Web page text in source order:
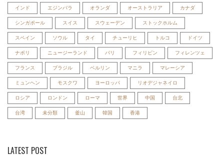
インド エジンバラ オランダ オーストラリア カナダ
シンガポール スイス スウェーデン ストックホルム
スペイン ソウル タイ チューリヒ トルコ ドイツ
ナポリ ニュージーランド パリ フィリピン フィレンツェ
フランス ブラジル ベルリン マニラ マレーシア
ミュンヘン モスクワ ヨーロッパ リオデジャネイロ
ロシア ロンドン ローマ 世界 中国 台北
台湾 未分類 釜山 韓国 香港
LATEST POST